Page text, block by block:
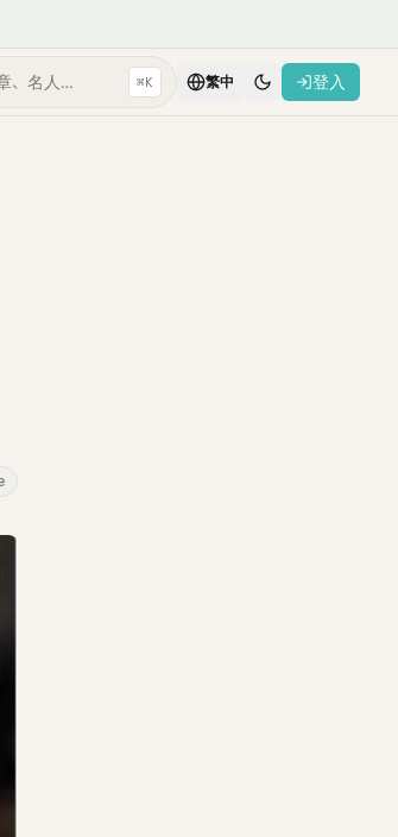
、名人… ⌘K 繁中 登入